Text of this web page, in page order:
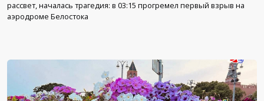
рассвет, началась трагедия: в 03:15 прогремел первый взрыв на
аэродроме Белостока